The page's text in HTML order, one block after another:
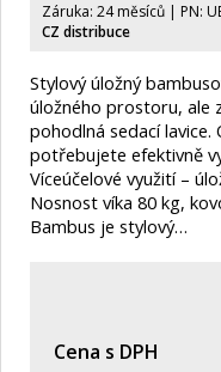
Záruka: 24 měsíců | PN:
CZ distribuce
Stylový úložný
úložného prostoru, ale
pohodlná sedací lavice.
potřebujete efektivně
Víceúčelové využití –
Nosnost víka 80 kg,
Bambus je stylový…
Cena s DPH